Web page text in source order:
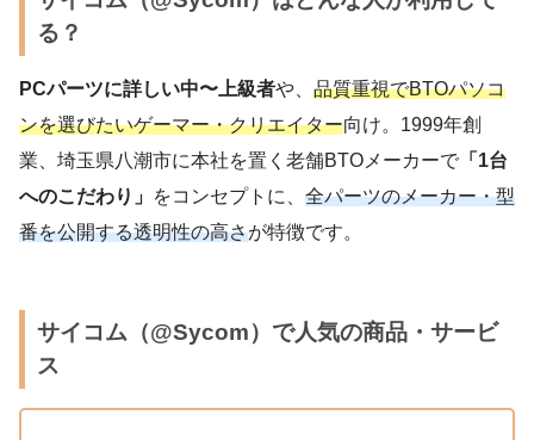
る？
PCパーツに詳しい中〜上級者や、 品質重視でBTOパソコ
ンを選びたいゲーマー・クリエイター向け。1999年創
業、埼玉県八潮市に本社を置く老舗BTOメーカーで 「1台
へのこだわり」 をコンセプトに、 全パーツのメーカー・型
番を公開する透明性の高さが特徴です。
サイコム（@Sycom）で人気の商品・サービ
ス